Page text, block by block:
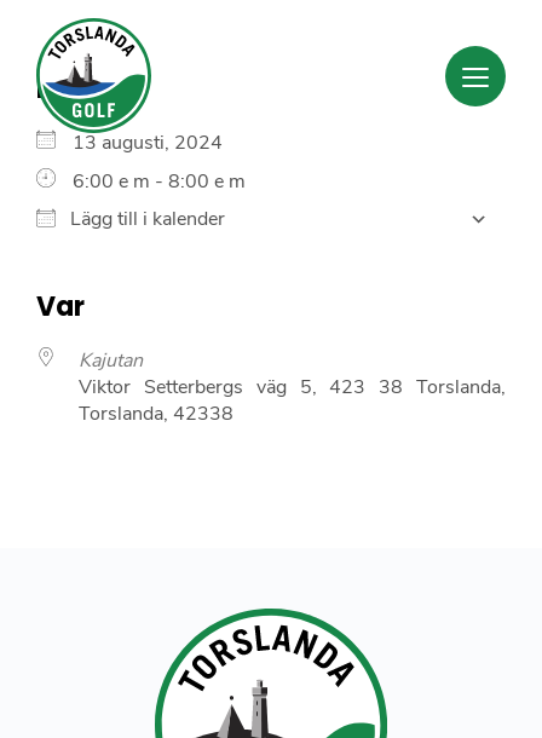
När
13 augusti, 2024
6:00 e m - 8:00 e m
Lägg till i kalender
Ladda ner ICS
Var
Kajutan
Viktor Setterbergs väg 5, 423 38 Torslanda,
Torslanda, 42338